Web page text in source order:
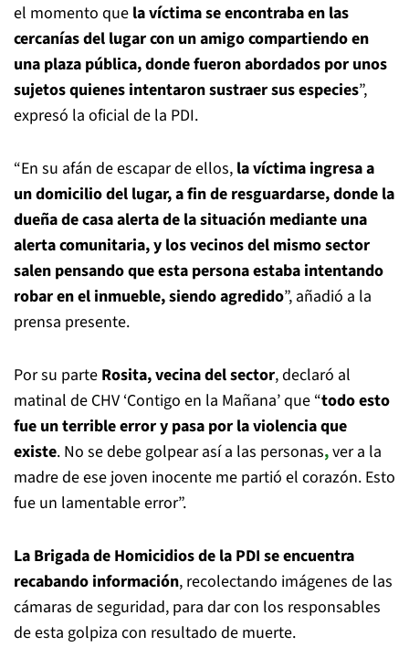
el momento que la víctima se encontraba en las
cercanías del lugar con un amigo compartiendo en
una plaza pública, donde fueron abordados por unos
sujetos quienes intentaron sustraer sus especies”,
expresó la oficial de la PDI.
“En su afán de escapar de ellos, la víctima ingresa a
un domicilio del lugar, a fin de resguardarse, donde la
dueña de casa alerta de la situación mediante una
alerta comunitaria, y los vecinos del mismo sector
salen pensando que esta persona estaba intentando
robar en el inmueble, siendo agredido”, añadió a la
prensa presente.
Por su parte Rosita, vecina del sector, declaró al
matinal de CHV ‘Contigo en la Mañana’ que “todo esto
fue un terrible errory pasa por la violencia que
existe. No se debe golpear así a las personas,ver a la
madre de ese joven inocente me partió el corazón. Esto
fue un lamentable error”.
La Brigada de Homicidios de la PDI se encuentra
recabando información, recolectando imágenes de las
cámaras de seguridad, para dar con los responsables
de esta golpiza con resultado de muerte.